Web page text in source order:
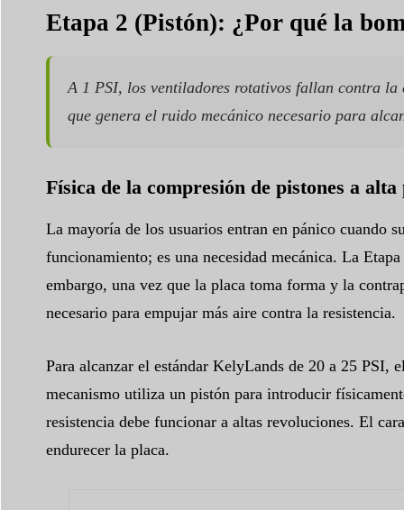
Etapa 2 (Pistón): ¿Por qué la
A 1 PSI, los ventiladores rotativos fallan contra
que genera el ruido mecánico necesario para
Física de la compresión de pistones a alta
La mayoría de los usuarios entran en pánico cuando
funcionamiento; es una necesidad mecánica. La
embargo, una vez que la placa toma forma y la
necesario para empujar más aire contra la resistencia.
Para alcanzar el estándar KelyLands de 20 a 25 PSI,
mecanismo utiliza un pistón para introducir
resistencia debe funcionar a altas revoluciones. El
endurecer la placa.